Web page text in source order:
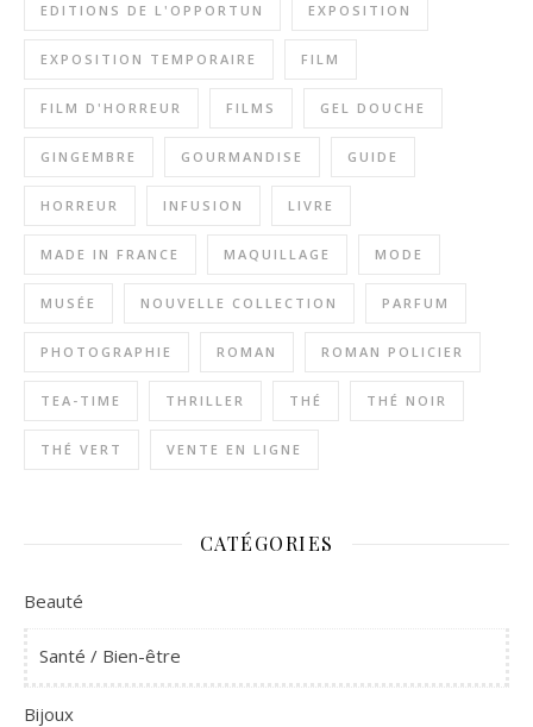
EDITIONS DE L'OPPORTUN EXPOSITION
EXPOSITION TEMPORAIRE FILM
FILM D'HORREUR FILMS GEL DOUCHE
GINGEMBRE GOURMANDISE GUIDE
HORREUR INFUSION LIVRE
MADE IN FRANCE MAQUILLAGE MODE
MUSÉE NOUVELLE COLLECTION PARFUM
PHOTOGRAPHIE ROMAN ROMAN POLICIER
TEA-TIME THRILLER THÉ THÉ NOIR
THÉ VERT VENTE EN LIGNE
CATÉGORIES
Beauté
Santé / Bien-être
Bijoux